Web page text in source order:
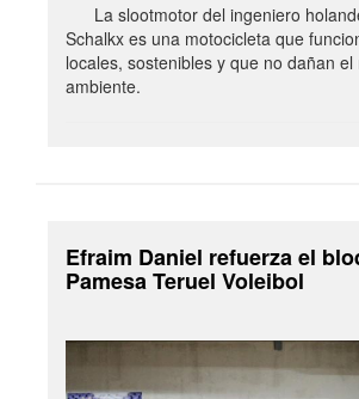
La slootmotor del ingeniero
Schalkx es una motocicleta que
locales, sostenibles y que no dañan el
ambiente.
Efraim Daniel refuerza el
Pamesa Teruel Voleibol